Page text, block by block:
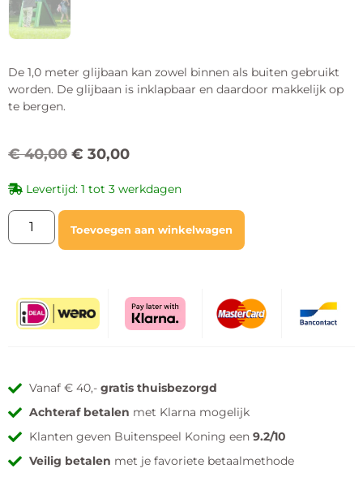
De 1,0 meter glijbaan kan zowel binnen als buiten gebruikt
worden. De glijbaan is inklapbaar en daardoor makkelijk op
te bergen.
€40,00 € 30,00
Levertijd: 1 tot 3 werkdagen
Toevoegen aan winkelwagen
Vanaf € 40,-gratis thuisbezorgd
Achteraf betalen met Klarna mogelijk
Klanten geven Buitenspeel Koning een9.2/10
Veilig betalen met je favoriete betaalmethode